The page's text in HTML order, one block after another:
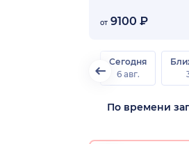
от 9100 ₽
Сегодня
6 авг.